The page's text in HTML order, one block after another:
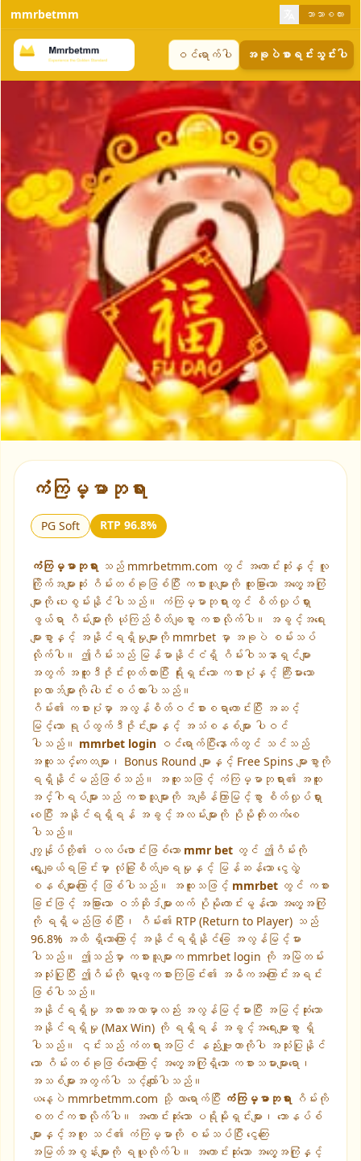
mmrbetmm ဘာသာစကား
ဝင်ရောက်ပါ အခုပဲစာရင်းသွင်းပါ
▶ကံကြမ္မာဘုရား
PG Soft RTP 96.8%
ကံကြမ္မာဘုရား သည် mmrbetmm.com တွင် အကောင်းဆုံးနှင့် လူ
ကြိုက်အများဆုံး ဂိမ်းတစ်ခုဖြစ်ပြီး ကစားသူများကို ထူးခြားသော အတွေ့အကြုံ
များကို ပေးစွမ်းနိုင်ပါသည်။ ကံကြမ္မာဘုရားတွင် စိတ်လှုပ်ရှား
ဖွယ်ရာ ဂိမ်းများကို ယုံကြည်စိတ်ချစွာ ကစားလိုက်ပါ။ အခွင့်အရေး
များစွာနှင့် အနိုင်ရရှိမှုများကို mmrbet မှာ အခုပဲ စမ်းသပ်
လိုက်ပါ။ ဤဂိမ်းသည် မြန်မာနိုင်ငံရှိ ဂိမ်းဝါသနာရှင်များ
အတွက် အထူးဒီဇိုင်းထုတ်ထားပြီး ရိုးရှင်းသော ကစားပုံနှင့် ကြီးမားသော
ဆုလာဘ်များကို ပေါင်းစပ်ထားပါသည်။
ဂိမ်း၏ ကစားပုံမှာ အလွန်စိတ်ဝင်စားစရာကောင်းပြီး အဆင့်
မြင့်သော ရုပ်ထွက်ဒီဇိုင်းများနှင့် အသံစနစ်များ ပါဝင်
ပါသည်။ mmrbet login ဝင်ရောက်ပြီးနောက်တွင် သင်သည်
အထူးသင်္ကေတများ၊ Bonus Round များနှင့် Free Spins များစွာကို
ရရှိနိုင်မည်ဖြစ်သည်။ အထူးသဖြင့် ကံကြမ္မာဘုရား၏ အထူး
အင်္ဂါရပ်များသည် ကစားသူများကို အချိန်ကြာမြင့်စွာ စိတ်လှုပ်ရှား
စေပြီး အနိုင်ရရှိရန် အခွင့်အလမ်းများကို ပိုမိုတိုးတက်စေ
ပါသည်။
ကျွန်ုပ်တို့၏ ပလပ်ဖောင်းဖြစ်သော mmr bet တွင် ဤဂိမ်းကို
ရွေးချယ်ရခြင်းမှာ လုံခြုံစိတ်ချရမှုနှင့် မြန်ဆန်သော ငွေလွှဲ
စနစ်များကြောင့် ဖြစ်ပါသည်။ အထူးသဖြင့် mmrbet တွင် ကစား
ခြင်းဖြင့် အခြားသော ဝဘ်ဆိုဒ်များထက် ပိုမိုကောင်းမွန်သော အတွေ့အကြုံ
ကို ရရှိမည်ဖြစ်ပြီး၊ ဂိမ်း၏ RTP (Return to Player) သည်
96.8% အထိ ရှိသောကြောင့် အနိုင်ရရှိနိုင်ခြေ အလွန်မြင့်မား
ပါသည်။ ဤသည်မှာ ကစားသူများက mmrbet login ကို အမြဲတမ်း
အသုံးပြုပြီး ဤဂိမ်းကို ရှာဖွေကစားကြခြင်း၏ အဓိကအကြောင်းအရင်း
ဖြစ်ပါသည်။
အနိုင်ရရှိမှု အလားအလာမှာလည်း အလွန်မြင့်မားပြီး အမြင့်ဆုံးသော
အနိုင်ရရှိမှု (Max Win) ကို ရရှိရန် အခွင့်အရေးများစွာ ရှိ
ပါသည်။ ၎င်းသည် ကံတရားအပြင် နည်းဗျူဟာကိုပါ အသုံးပြုနိုင်
သော ဂိမ်းတစ်ခုဖြစ်သောကြောင့် အတွေ့အကြုံရှိသော ကစားသမားများရော၊
အသစ်များအတွက်ပါ သင့်လျော်ပါသည်။
ယနေ့ပဲ mmrbetmm.com သို့ လာရောက်ပြီး ကံကြမ္မာဘုရား ဂိမ်းကို
စတင်ကစားလိုက်ပါ။ အကောင်းဆုံးသော ပရိုမိုးရှင်းများ၊ ဘောနပ်စ်
များနှင့်အတူ သင်၏ ကံကြမ္မာကို စမ်းသပ်ပြီး ငွေကြေး
အမြတ်အစွန်းများကို ရယူလိုက်ပါ။ အကောင်းဆုံးသော အတွေ့အကြုံနှင့်